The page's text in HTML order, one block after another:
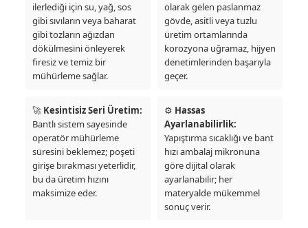
ilerlediği için su, yağ, sos
gibi sıvıların veya baharat
gibi tozların ağızdan
dökülmesini önleyerek
firesiz ve temiz bir
mühürleme sağlar.
olarak gelen paslanmaz
gövde, asitli veya tuzlu
üretim ortamlarında
korozyona uğramaz, hijyen
denetimlerinden başarıyla
geçer.
🚀 Kesintisiz Seri Üretim:
Bantlı sistem sayesinde
operatör mühürleme
süresini beklemez; poşeti
girişe bırakması yeterlidir,
bu da üretim hızını
maksimize eder.
⚙️ Hassas
Ayarlanabilirlik:
Yapıştırma sıcaklığı ve bant
hızı ambalaj mikronuna
göre dijital olarak
ayarlanabilir; her
materyalde mükemmel
sonuç verir.